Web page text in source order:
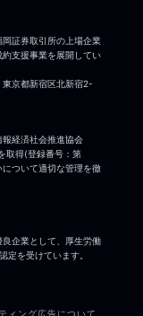
経済社会推進協会
取得(登録番号：第
ついて適切な管理を徹
証券取引所の上場企業
支援事業を展開してい
京都新宿区北新宿2-
企業として、厚生労働
定を受けています。
ィング広告について